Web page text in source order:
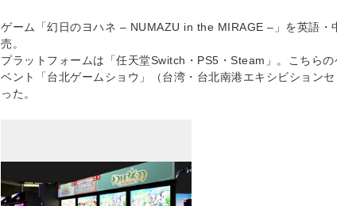
ゲーム「幻日のヨハネ – NUMAZU in the MIRAGE –」を英語
売。
プラットフォームは「任天堂Switch・PS5・Steam」。こちら
ベント「台北ゲームショウ」（台湾・台北南港エキシビション
った。